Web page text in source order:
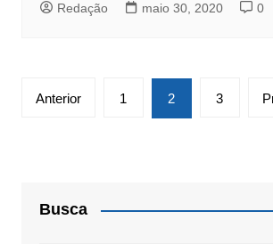
Redação maio 30, 2020 0
Paginação
Anterior 1 2 3
Busca